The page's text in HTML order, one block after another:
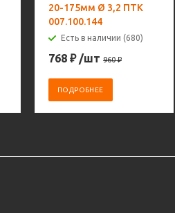
20-175мм Ø 3,2 ПТК
007.100.144
Есть в наличии (680)
768 ₽ /шт 960₽
ПОДРОБНЕЕ